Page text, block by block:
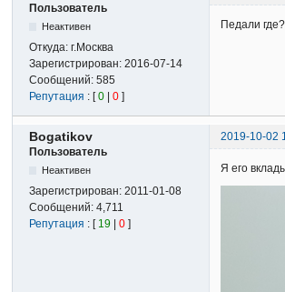
Пользователь
Неактивен
Откуда:г.Москва
Зарегистрирован:2016-07-14
Сообщений:585
Репутация : [0 |0 ]
Педали где?
Bogatikov 2019-10-02
Пользователь
Неактивен
Зарегистрирован:2011-01-08
Сообщений:4,711
Репутация : [ 19 |0 ]
Я его